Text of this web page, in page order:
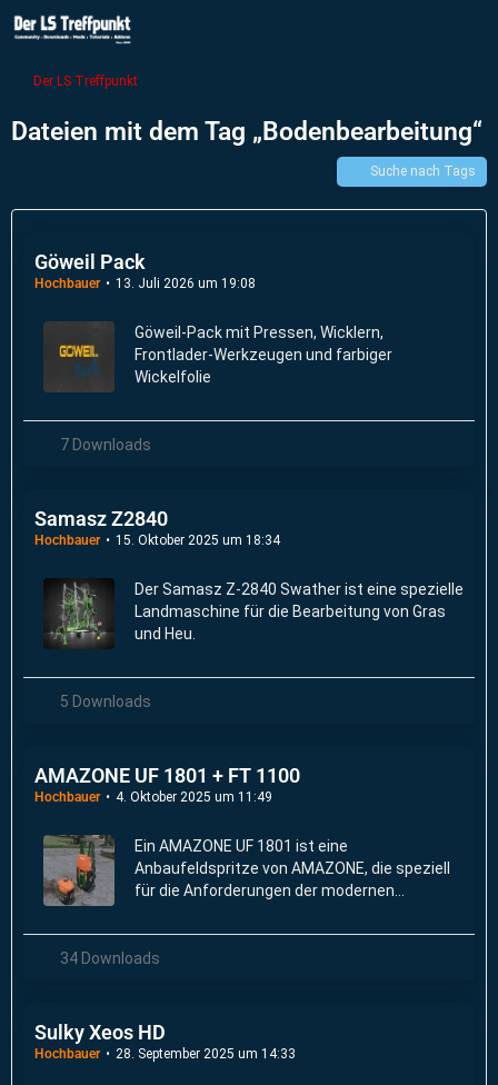
Der LS Treffpunkt
Dateien mit dem Tag „Bodenbearbeitung“
Suche nach Tags
Göweil Pack
Hochbauer 13. Juli 2026 um 19:08
Göweil-Pack mit Pressen, Wicklern,
Frontlader-Werkzeugen und farbiger
Wickelfolie
7 Downloads
Samasz Z2840
Hochbauer 15. Oktober 2025 um 18:34
Der Samasz Z-2840 Swather ist eine spezielle
Landmaschine für die Bearbeitung von Gras
und Heu.
5 Downloads
AMAZONE UF 1801 + FT 1100
Hochbauer 4. Oktober 2025 um 11:49
Ein AMAZONE UF 1801 ist eine
Anbaufeldspritze von AMAZONE, die speziell
für die Anforderungen der modernen
34 Downloads
Sulky Xeos HD
Hochbauer 28. September 2025 um 14:33